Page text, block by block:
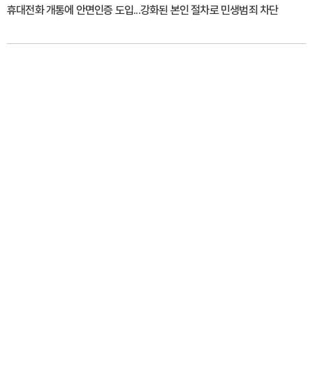
휴대전화 개통에 안면인증 도입...강화된 본인 절차로 민생범죄 차단